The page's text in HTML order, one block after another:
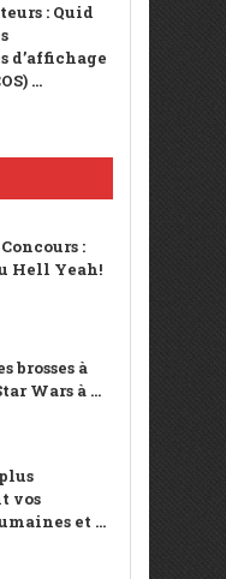
: Quid
d’affichage
...
:
Hell Yeah!
brosses à
Wars à ...
vos
et ...